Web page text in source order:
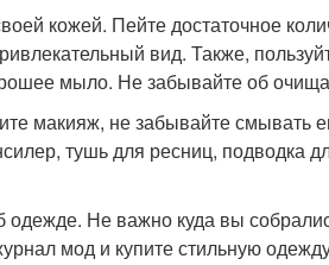
кожей. Пейте достаточное
вид. Также,
мыло. Не забывайте об
макияж, не забывайте смывать
тушь для ресниц, подводка
одежде. Не важно куда вы
мод и купите стильную